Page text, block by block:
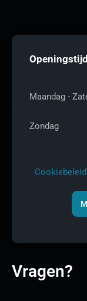
Maandag -
Zondag
Cookiebeleid
Vragen?